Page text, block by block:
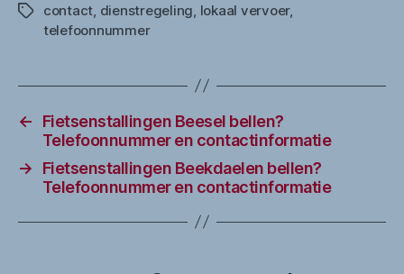
Tagscontact dienstregeling lokaal vervoer,
telefoonnummer
←
Fietsenstallingen Beesel bellen?
Telefoonnummer en contactinformatie
→
Fietsenstallingen Beekdaelen bellen?
Telefoonnummer en contactinformatie